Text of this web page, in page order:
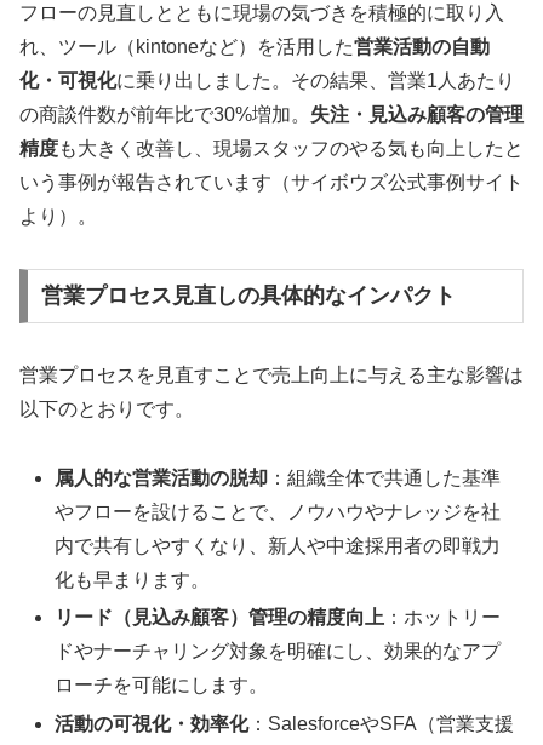
フローの見直しとともに現場の気づきを積極的に取り入
れ、ツール（kintoneなど）を活用した営業活動の自動
化・可視化に乗り出しました。その結果、営業1人あたり
の商談件数が前年比で30%増加。 失注・見込み顧客の管理
精度も大きく改善し、現場スタッフのやる気も向上したと
いう事例が報告されています（サイボウズ公式事例サイト
より）。
営業プロセス見直しの具体的なインパクト
営業プロセスを見直すことで売上向上に与える主な影響は
以下のとおりです。
属人的な営業活動の脱却 ：組織全体で共通した基準
やフローを設けることで、ノウハウやナレッジを社
内で共有しやすくなり、新人や中途採用者の即戦力
化も早まります。
リード（見込み顧客）管理の精度向上 ：ホットリー
ドやナーチャリング対象を明確にし、効果的なアプ
ローチを可能にします。
活動の可視化・効率化：SalesforceやSFA（営業支援